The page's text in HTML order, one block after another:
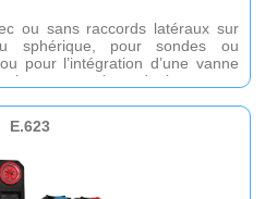
ou sans raccords latéraux sur
sphérique, pour sondes ou
pour l’intégration d’une vanne
les surpressions de la pompe.
m. Raccords côté installation :
E.623